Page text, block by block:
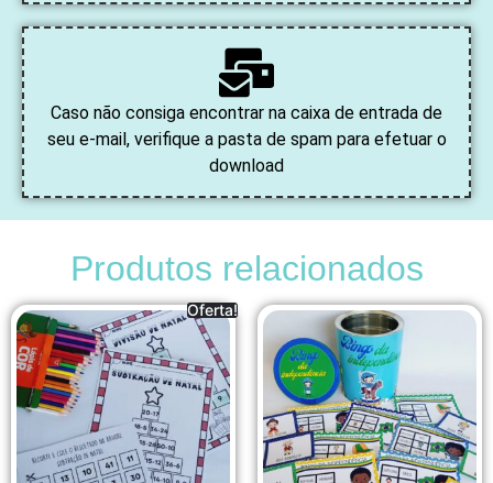
Caso não consiga encontrar na caixa de entrada de
seu e-mail, verifique a pasta de spam para efetuar o
download
Produtos relacionados
Oferta!